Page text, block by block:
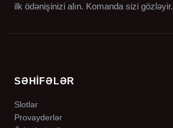
ilk ödənişinizi alın. Komanda sizi gözləyir.
SƏHIFƏLƏR
Slotlar
Provayderlər